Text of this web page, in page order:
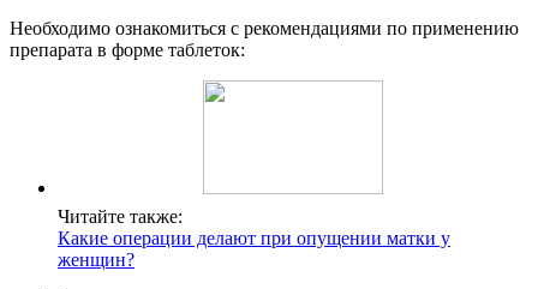
Необходимо ознакомиться с рекомендациями по применению
препарата в форме таблеток:
Читайте также:
Какие операции делают при опущении матки у
женщин?